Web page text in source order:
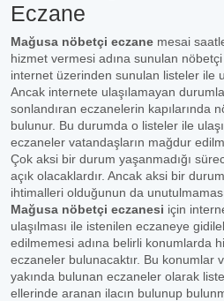
Eczane
Mağusa nöbetçi eczane mesai
hizmet vermesi adına sunulan
internet üzerinden sunulan listeler ile
Ancak internete ulaşılamayan
sonlandıran eczanelerin kapılarında
bulunur. Bu durumda o listeler ile
eczaneler vatandaşların mağdur
Çok aksi bir durum yaşanmadığı
açık olacaklardır. Ancak aksi bir
ihtimalleri olduğunun da
Mağusa nöbetçi eczanesi için
ulaşılması ile istenilen eczaneye
edilmemesi adına belirli konumlarda
eczaneler bulunacaktır. Bu konumlar
yakında bulunan eczaneler olarak
ellerinde aranan ilacın bulunup